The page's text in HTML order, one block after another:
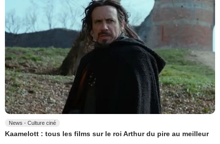
News - Culture ciné
Kaamelott : tous les films sur le roi Arthur du pire au meilleur